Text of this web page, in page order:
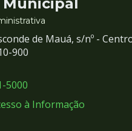
de Mauá, s/nº -
900
5000
à Informação